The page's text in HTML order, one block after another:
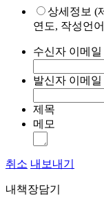
상세정보 (
연도, 작성언
수신자 이메일
발신자 이메일
제목
메모
취소 내보내기
내책장담기